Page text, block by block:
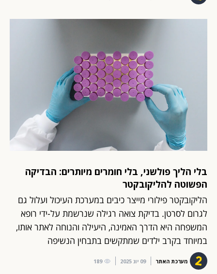
בלי הליך פולשני, בלי חומרים מיותרים: הבדיקה
הפשוטה להליקובקטר
הליקובקטר פילורי מייצר כיבים במערכת העיכול ועלול גם
לגרום לסרטן. בדיקת צואה רגילה שנרשמת על-ידי רופא
המשפחה היא הדרך האמינה, היעילה והנוחה לאתר אותו,
במיוחד בקרב ילדים שמתקשים בתבחין הנשיפה
מערכת האתר 09 יונ 2025 189